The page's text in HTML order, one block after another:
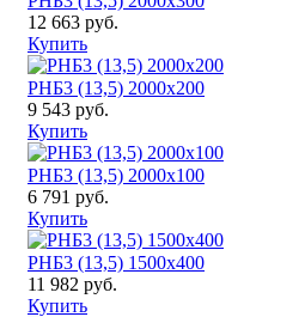
12 663 руб.
Купить
РНБ3 (13,5) 2000x200
9 543 руб.
Купить
РНБ3 (13,5) 2000x100
6 791 руб.
Купить
РНБ3 (13,5) 1500x400
11 982 руб.
Купить